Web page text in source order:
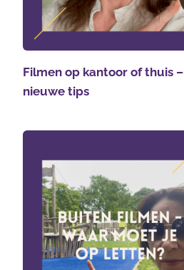
Filmen op kantoor of thuis –
nieuwe tips